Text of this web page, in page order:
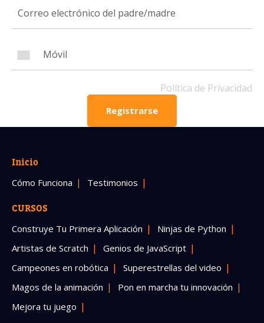
Política de Privacidad
Registrarse
Inicio
Cómo Funciona Testimonios
CURSOS
Construye Tu Primera Aplicación
Ninjas de Python
Artistas de Scratch
Genios de JavaScript
Campeones en robótica
Superestrellas del video
Magos de la animación
Pon en marcha tu innovación
Mejora tu juego
Correo electrónico del padre/madre
Número de celular
Política de Privacidad